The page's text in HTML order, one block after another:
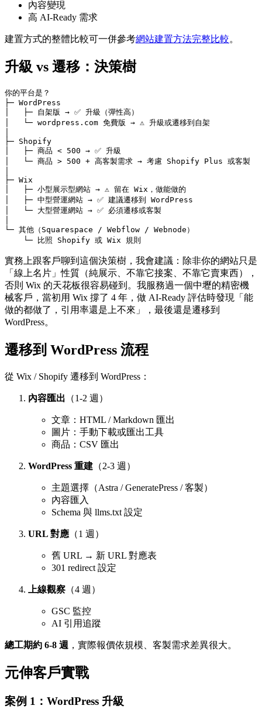
內容變現
高 AI-Ready 需求
建置方式的整體比較可一併參考網站建置方法完整比較。
升級 vs 遷移：決策樹
你的平台是？
├─ WordPress
│   ├─ 自架版 → ✅ 升級（彈性高）
│   └─ wordpress.com 免費版 → ⚠️ 升級或遷移到自架
├─ Shopify
│   ├─ 商品 < 500 → ✅ 升級
│   └─ 商品 > 500 + 高客製需求 → 考慮 Shopify Plus 或客製
├─ Wix
│   ├─ 小型展示型網站 → ⚠️ 留在 Wix，做能做的
│   ├─ 中型營運網站 → ✅ 建議遷移到 WordPress
│   └─ 大型營運網站 → ✅ 必須遷移或客製
└─ 其他（Squarespace / Webflow / Webnode）
實務上跟客戶聊到這個決策樹，我會建議：除非你的網站只是
「線上名片」性質（純展示、不靠它接案、不靠它賣東西），
否則 Wix 的天花板很容易碰到。我服務過一個中壢的精密機
械客戶，當初用 Wix 撐了 4 年，做 AI-Ready 評估時發現「能
做的都做了，引用率還是上不來」，最後還是遷移到
WordPress。
遷移到 WordPress 流程
從 Wix / Shopify 遷移到 WordPress：
內容匯出 （1-2 週）
文章：HTML / Markdown 匯出
圖片：手動下載或匯出工具
商品：CSV 匯出
WordPress 重建 （2-3 週）
主題選擇（Astra / GeneratePress / 客製）
內容匯入
Schema 與 llms.txt 設定
URL 對應 （1 週）
舊 URL → 新 URL 對應表
301 redirect 設定
上線觀察 （4 週）
GSC 監控
AI 引用追蹤
總工期約 6-8 週 ，實際報價依規模、客製需求差異很大。
元伸客戶實戰
案例 1：WordPress 升級